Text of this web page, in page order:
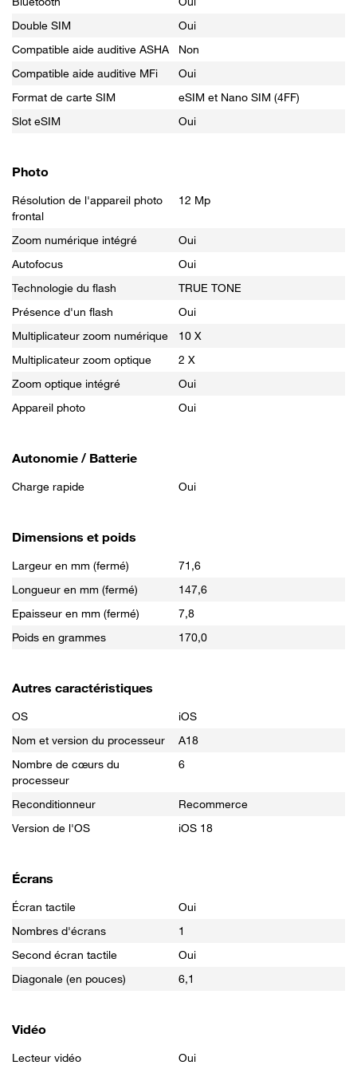
Double SIM
Oui
Compatible aide auditive ASHA
Non
Compatible aide auditive MFi
Oui
Format de carte SIM
eSIM et Nano SIM (4FF)
Slot eSIM
Oui
Photo
Résolution de l'appareil photo
frontal
12 Mp
Zoom numérique intégré
Oui
Autofocus
Oui
Technologie du flash
TRUE TONE
Présence d'un flash
Oui
Multiplicateur zoom numérique
10 X
Multiplicateur zoom optique
2 X
Zoom optique intégré
Oui
Appareil photo
Oui
Autonomie / Batterie
Charge rapide Oui
Dimensions et poids
Largeur en mm (fermé)
71,6
Longueur en mm (fermé)
147,6
Epaisseur en mm (fermé)
7,8
Poids en grammes
170,0
Autres caractéristiques
OS
iOS
Nom et version du processeur
A18
Nombre de cœurs du
processeur
6
Reconditionneur
Recommerce
Version de l'OS
iOS 18
Écrans
Écran tactile
Oui
Nombres d'écrans
1
Second écran tactile
Oui
Diagonale (en pouces)
6,1
Vidéo
Lecteur vidéo
Oui